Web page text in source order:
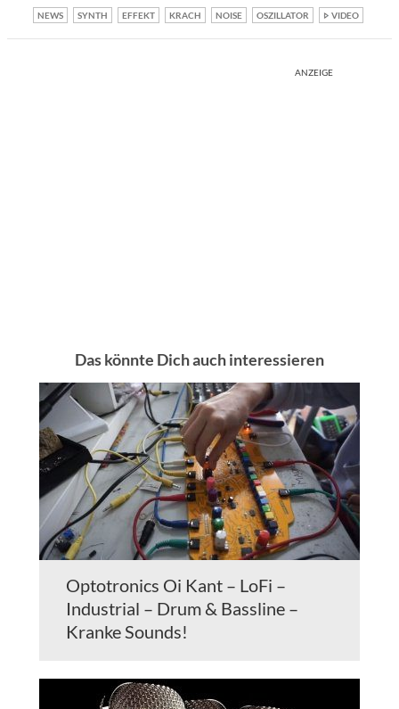
NEWS SYNTH EFFEKT KRACH NOISE OSZILLATOR VIDEO
ANZEIGE
Das könnte Dich auch interessieren
Optotronics Oi Kant – LoFi –
Industrial – Drum & Bassline –
Kranke Sounds!